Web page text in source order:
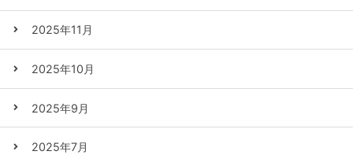
2025年11月
2025年10月
2025年9月
2025年7月